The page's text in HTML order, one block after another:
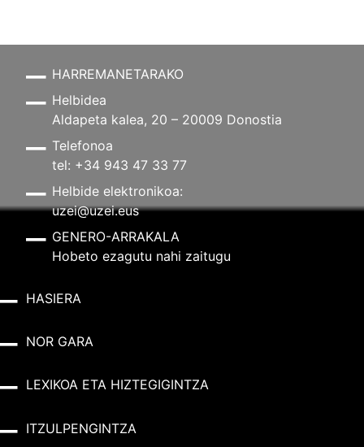
HARREMANETARAKO
Helbidea
Aldapeta kalea, 20 – 20009 Donostia
Telefonoa
tel: +34 943 47 33 77
Helbide elektronikoa:
uzei@uzei.eus
GENERO-ARRAKALA
Hobeto ezagutu nahi zaitugu
HASIERA
NOR GARA
LEXIKOA ETA HIZTEGIGINTZA
ITZULPENGINTZA